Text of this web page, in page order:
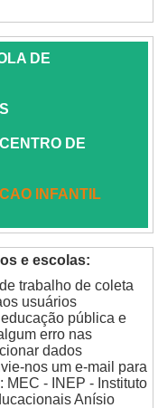
DE
DE
INFANTIL
e escolas:
trabalho de coleta
usuários
pública e
erro nas
dados
nos um e-mail para
MEC - INEP - Instituto
Anísio